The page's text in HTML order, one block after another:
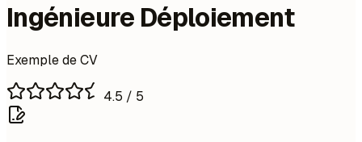
Ingénieure Déploiement
Exemple de CV
4.5 / 5